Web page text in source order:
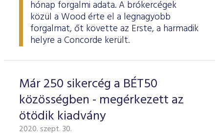
hónap forgalmi adata. A brókercégek
közül a Wood érte el a legnagyobb
forgalmat, őt követte az Erste, a harmadik
helyre a Concorde került.
Már 250 sikercég a BÉT50
közösségben - megérkezett az
ötödik kiadvány
2020. szept. 30.